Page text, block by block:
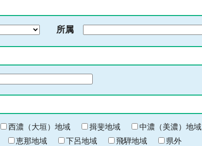
所属
わ 西濃（大垣）地域 揖斐地域 中濃（美濃）地域
恵那地域 下呂地域 飛騨地域 県外